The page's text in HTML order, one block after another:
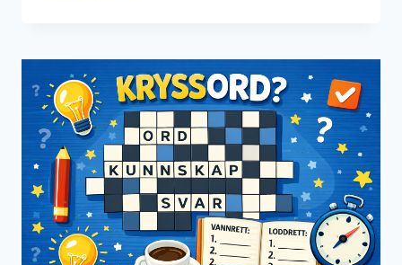
LØSNINGSTIPS
OG
VANLIGE
SVAR